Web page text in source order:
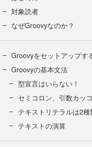
対象読者
なぜGroovyなのか？
Groovyをセットアップす
Groovyの基本文法
型宣言はいらない！
セミコロン、引数カッ
テキストリテラルは2種
テキストの演算